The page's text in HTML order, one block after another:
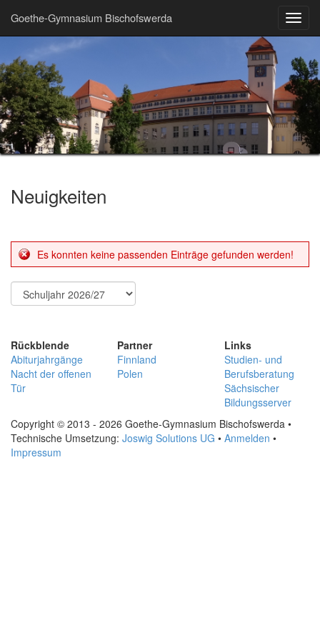
Goethe-Gymnasium Bischofswerda
Neuigkeiten
Es konnten keine passenden Einträge gefunden werden!
Rückblende
Abiturjahrgänge
Nacht der offenen
Tür
Partner
Finnland
Polen
Links
Studien- und
Berufsberatung
Sächsischer
Bildungsserver
Copyright © 2013 - 2026 Goethe-Gymnasium Bischofswerda •
Technische Umsetzung: Joswig Solutions UG • Anmelden •
Impressum